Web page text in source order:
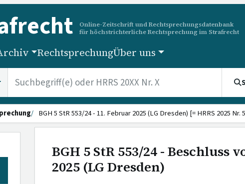
Online-Zeitschrift und Rechtsprechungsdatenbank
für höchstrichterliche Rechtsprechung im Strafrecht
RechtsprechungÜber uns
BGH 5 StR 553/24 - 11. Februar 2025 (LG Dresden) [= HRRS 2025 Nr.
BGH 5 StR 553/24 - Beschluss
2025 (LG Dresden)